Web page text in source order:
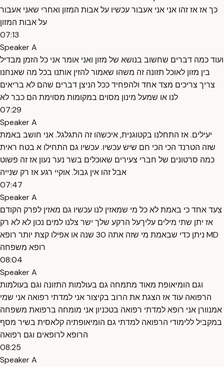
כך אז אז זהו אני אני אעבור עכשיו על אבות המזון ואחרי שאני אעבור
על אבות המזון
07:13
Speaker A
ועוד כמה דברים שחשוב בנושא של מזון ואני אומר אני כל הזמן מבדיל
בין מזון לאוכל תזונה זה משהו שאמור להזין אותנו בכל מה שאנחנו
צריך צריכים מצד אחד ולהפחיד ככל הניצן דברים שהם לא בריאים
לנו או שמעל מינון מסוים במקומות מסוימת הם כבר לא
07:29
Speaker A
יעילים. אז התחלנו בקטוגנית, איכשהו זה התגלגל. אני חושב באמת
שזה הטרנד הכי הכי חם שיש עכשיו. עכשיו גם התחילו א בטח ראית
כמה סרטונים של חברי צעירים שאוכלים בשר נער נעון אז זה פשוט
אבל זהו אין גבול. אוקיי רגע אז רק שנייה
07:47
Speaker A
צעד אחד כי באמת לא כל מי שמאזין לנו עכשיו גם מאזין לפרק הקודם
אז יתן שתי מילים עליךעל הרקע שלך ישר צלנו למים נכון לא לא רק
ניתן כדי שבאמת מי שזה אתה 30 שנה או אפילו קצת יותר רופא MD
רופא משפחה
08:04
Speaker A
וגם הומיאופת מאוד מתמחה גם בעולמות התזונה וגם בעולמות
הרפואה עוד אז הצגת את הרוב בקיצור אני למדתי רפואה אני שמי
אמנוורן אני רופא למדתי רפואה בטכניון אני מומחה ברפואת משפחה
במקביל ללימודי הרפואה למדתי גם הומיאופתיה קלאסית בשיר מסף
הרופא לרופאים וגם רפואה
08:25
Speaker A